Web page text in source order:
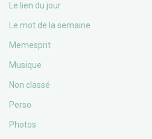
Le lien du jour
Le mot de la semaine
Memesprit
Musique
Non classé
Perso
Photos